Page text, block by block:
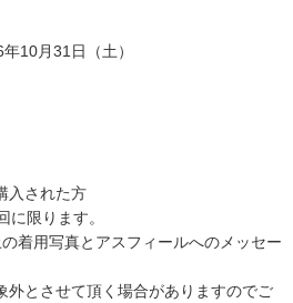
10月31日（土）
入された方
限ります。
着用写真とアスフィールへのメッセー
とさせて頂く場合がありますのでご